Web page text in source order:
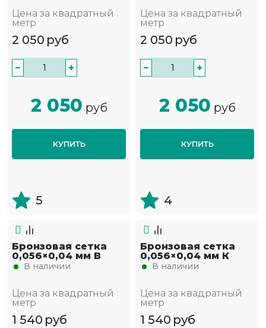
Цена за квадратный
метр
2 050 руб
− +
2 050 руб
КУПИТЬ
5
Цена за квадратный
метр
2 050 руб
− +
2 050 руб
КУПИТЬ
4
Бронзовая сетка
0,056×0,04 мм В
В наличии
Цена за квадратный
метр
1 540 руб
Бронзовая сетка
0,056×0,04 мм К
В наличии
Цена за квадратный
метр
1 540 руб